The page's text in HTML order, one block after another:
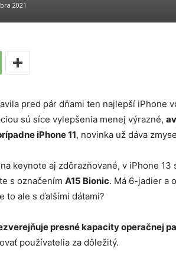
2021
pred pár dňami ten najlepší iPhone
sú síce vylepšenia menej výrazné,
iPhone 11, novinka už dáva
keynote aj zdôrazňované, v iPhone 13
s označením A15 Bionic. Má 6-jadier a
to ale s ďalšími dátami?
presné kapacity operačnej
používatelia za dôležitý.